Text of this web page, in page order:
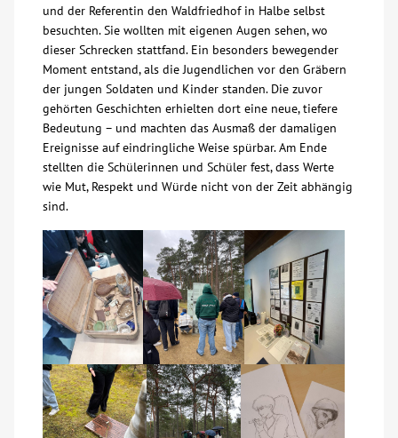
und der Referentin den Waldfriedhof in Halbe selbst
besuchten. Sie wollten mit eigenen Augen sehen, wo
dieser Schrecken stattfand. Ein besonders bewegender
Moment entstand, als die Jugendlichen vor den Gräbern
der jungen Soldaten und Kinder standen. Die zuvor
gehörten Geschichten erhielten dort eine neue, tiefere
Bedeutung – und machten das Ausmaß der damaligen
Ereignisse auf eindringliche Weise spürbar. Am Ende
stellten die Schülerinnen und Schüler fest, dass Werte
wie Mut, Respekt und Würde nicht von der Zeit abhängig
sind.